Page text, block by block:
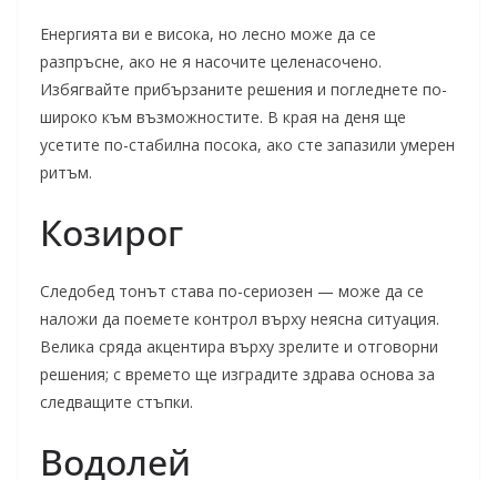
Енергията ви е висока, но лесно може да се
разпръсне, ако не я насочите целенасочено.
Избягвайте прибързаните решения и погледнете по-
широко към възможностите. В края на деня ще
усетите по-стабилна посока, ако сте запазили умерен
ритъм.
Козирог
Следобед тонът става по-сериозен — може да се
наложи да поемете контрол върху неясна ситуация.
Велика сряда акцентира върху зрелите и отговорни
решения; с времето ще изградите здрава основа за
следващите стъпки.
Водолей